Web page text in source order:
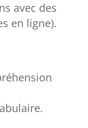
avec des
en ligne).